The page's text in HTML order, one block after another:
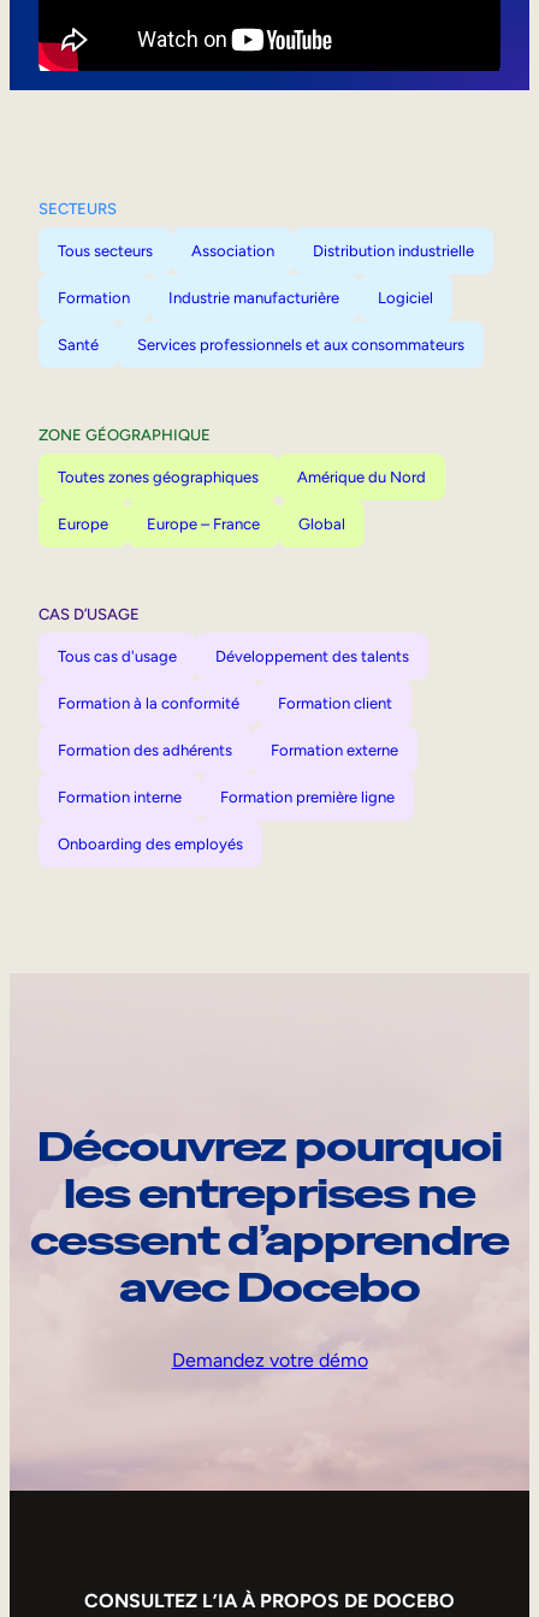
SECTEURS
Tous secteurs Association Distribution industrielle
Formation Industrie manufacturière Logiciel
Santé Services professionnels et aux consommateurs
ZONE GÉOGRAPHIQUE
Toutes zones géographiques Amérique du Nord
Europe Europe – France Global
CAS D’USAGE
Tous cas d'usage Développement des talents
Formation à la conformité Formation client
Formation des adhérents Formation externe
Formation interne Formation première ligne
Onboarding des employés
Découvrez pourquoi
les entreprises ne
cessent d’apprendre
avec Docebo
Demandez votre démo
CONSULTEZ L’IA À PROPOS DE DOCEBO